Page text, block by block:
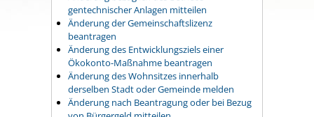
gentechnischer Anlagen mitteilen
Änderung der Gemeinschaftslizenz
beantragen
Änderung des Entwicklungsziels einer
Ökokonto-Maßnahme beantragen
Änderung des Wohnsitzes innerhalb
derselben Stadt oder Gemeinde melden
Änderung nach Beantragung oder bei Bezug